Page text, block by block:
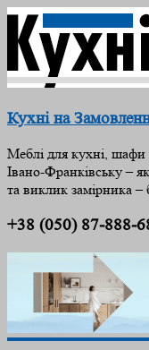
Кухні на
Меблі для кухні, шафи
Івано-Франківську –
та виклик замірника –
+38 (050) 87-888-